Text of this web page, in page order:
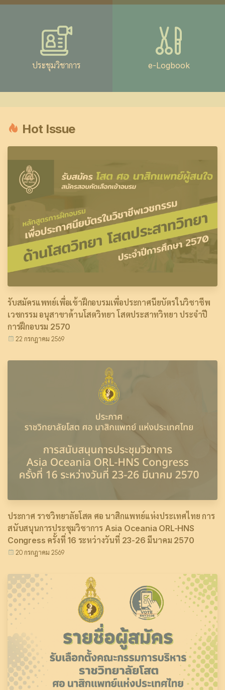
ประชุมวิชาการ e-Logbook
Hot Issue
รับสมัครแพทย์เพื่อเข้าฝึกอบรมเพื่อประกาศนียบัตรในวิชาชีพ
เวชกรรม อนุสาขาด้านโสตวิทยา โสตประสาทวิทยา ประจำปี
การฝึกอบรม 2570
22 กรกฎาคม 2569
ประกาศ ราชวิทยาลัยโสต ศอ นาสิกแพทย์แห่งประเทศไทย การ
สนับสนุนการประชุมวิชาการ Asia Oceania ORL-HNS
Congress ครั้งที่ 16 ระหว่างวันที่ 23-26 มีนาคม 2570
20 กรกฎาคม 2569